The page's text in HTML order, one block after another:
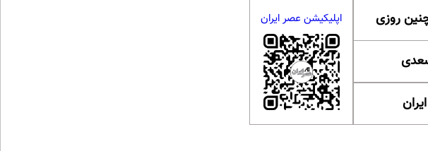
اپلیکیشن عصر ایران